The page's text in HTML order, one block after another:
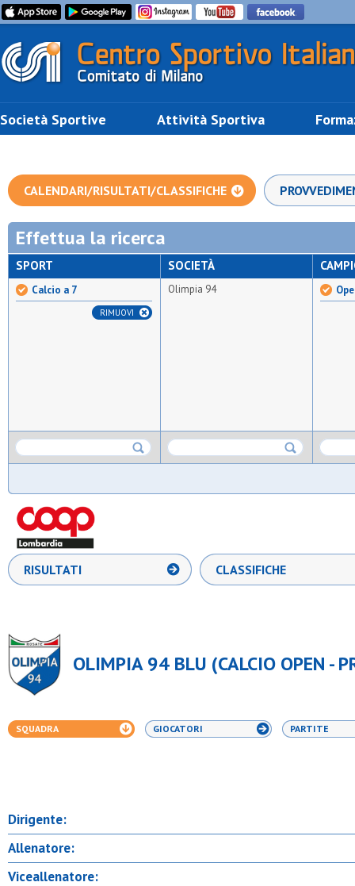
Società Sportive Attività Sportiva
CALENDARI/RISULTATI/CLASSIFICHE
Effettua la ricerca
SPORT
Calcio a 7
RIMUOVI
SOCIETÀ
Olimpia 94
RISULTATI CLASSIFICHE
OLIMPIA 94 BLU (CALCIO OPEN -
SQUADRA GIOCATORI PARTITE
Dirigente:
Allenatore:
Viceallenatore: